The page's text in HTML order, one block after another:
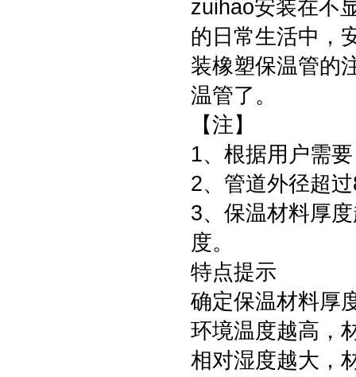
zuihao安装在不
的日常生活中，
装橡塑保温管的
温管了。
【注】
1、根据用户需
2、管道外径超
3、保温材料厚
度。
特点提示
确定保温材料厚
环境温度越高，
相对湿度越大，